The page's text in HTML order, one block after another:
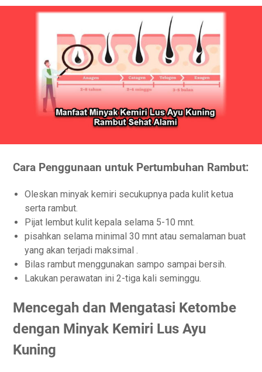
Cara Penggunaan untuk Pertumbuhan Rambut:
Oleskan minyak kemiri secukupnya pada kulit ketua
serta rambut.
Pijat lembut kulit kepala selama 5-10 mnt.
pisahkan selama minimal 30 mnt atau semalaman buat
yang akan terjadi maksimal .
Bilas rambut menggunakan sampo sampai bersih.
Lakukan perawatan ini 2-tiga kali seminggu.
Mencegah dan Mengatasi Ketombe
dengan Minyak Kemiri Lus Ayu
Kuning